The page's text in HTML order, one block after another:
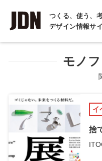
つくる、使う、
デザイン情報サ
INTERVIEW
インタビュー
REPORT
COLUMN
コラム
モノ
イ
捨